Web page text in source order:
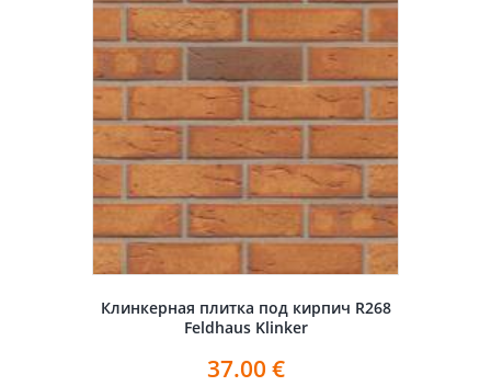
Клинкерная плитка под кирпич R268
Feldhaus Klinker
37.00 €